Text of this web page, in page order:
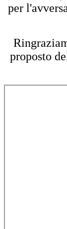
per
proposto